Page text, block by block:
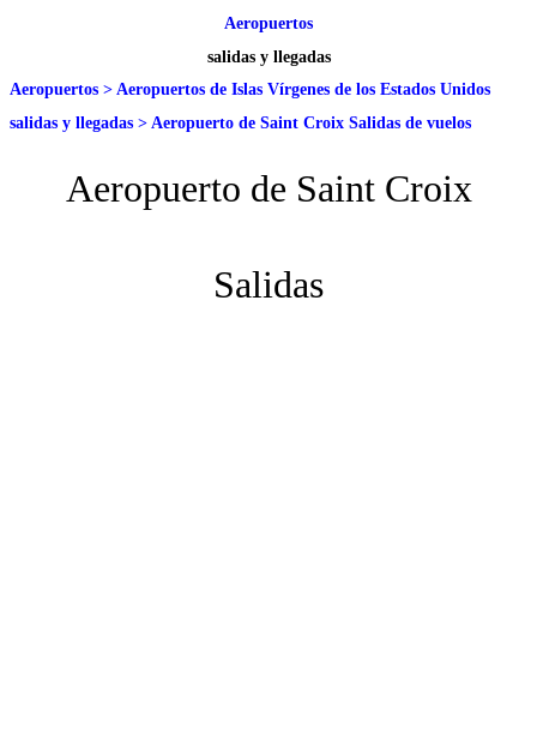
Aeropuertos
salidas y llegadas
Aeropuertos > Aeropuertos de Islas Vírgenes de los Estados Unidos
salidas y llegadas > Aeropuerto de Saint Croix Salidas de vuelos
Aeropuerto de Saint Croix
Salidas